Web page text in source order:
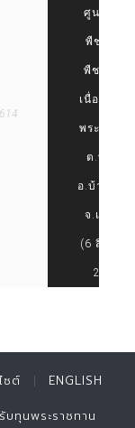
ศูนย์สาธิ
พืชไร่และ
พืชสวนอั
เนื่องมาจ
พระราชด
ต.ทาแร้ง
อ.บ้านแห
จ.เพชรบุ
(6 สิงหา
2558)
ซต์ ENGLISH
ทุนพระราชทาน